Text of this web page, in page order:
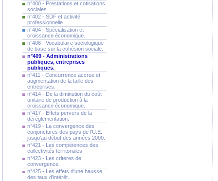
n°400 - Prestations et cotisations
sociales.
n°402 - SDF et activité
professionnelle
n°404 - Spécialisation et
croissance économique.
n°406 - Vocabulaire sociologique
de base sur la cohésion sociale.
n°409 - Administrations
publiques, entreprises
publiques.
n°411 - Concurrence accrue et
augmentation de la taille des
entreprises.
n°414 - De la diminution du coût
unitaire de production à la
croissance économique.
n°417 - Effets pervers de la
déréglementation.
n°419 - La convergence des
conjonctures des pays de l'U.E.
jusqu'au début des années 2000.
n°421 - Les compétences des
collectivités territoriales.
n°423 - Les critères de
convergence.
n°425 - Les effets d'une hausse
des taux d'intérêt.